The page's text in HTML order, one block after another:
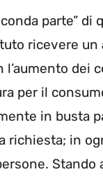
parte” di
ricevere un
dei
per il
in busta
in